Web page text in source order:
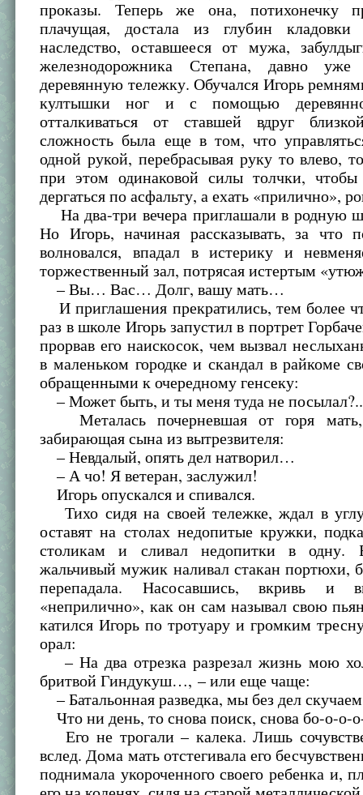
проказы. Теперь же она, потихонечку
плачущая, достала из глубин
наследство, оставшееся от мужа,
железнодорожника Степана, давно
деревянную тележку. Обучался Игорь
култышки ног и с помощью
отталкиваться от ставшей вдруг
сложность была еще в том, что
одной рукой, перебрасывая руку то влево,
при этом одинаковой силы толчки,
дергаться по асфальту, а ехать «прилично»,
На два-три вечера приглашали в родную
Но Игорь, начиная рассказывать, за что
волновался, впадал в истерику и
торжественный зал, потрясая истертым
– Вы… Вас… Долг, вашу мать…
И приглашения прекратились, тем более
раз в школе Игорь запустил в портрет
прорвав его наискосок, чем вызвал
в маленьком городке и скандал в райкоме
обращенными к очередному генсеку:
– Может быть, и ты меня туда не посылал?..
Металась почерневшая от горя
забирающая сына из вытрезвителя:
– Невдалый, опять дел натворил…
– А чо! Я ветеран, заслужил!
Игорь опускался и спивался.
Тихо сидя на своей тележке, ждал в
оставят на столах недопитые кружки,
столикам и сливал недопитки в одну.
жальчивый мужик наливал стакан портюхи,
перепадала. Насосавшись, вкривь и
«неприлично», как он сам называл свою
катился Игорь по тротуару и громким
орал:
– На два отрезка разрезал жизнь мою
бритвой Гиндукуш…, – или еще чаще:
– Батальонная разведка, мы без дел
Что ни день, то снова поиск, снова бо-о-
Его не трогали – калека. Лишь
вслед. Дома мать отстегивала его
поднимала укороченного своего ребенка и,